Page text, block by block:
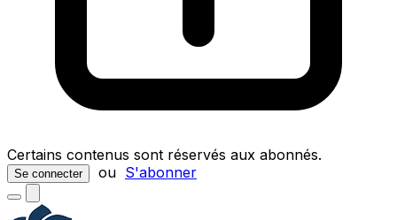
Certains contenus sont réservés aux abonnés.
Se connecter ou S'abonner